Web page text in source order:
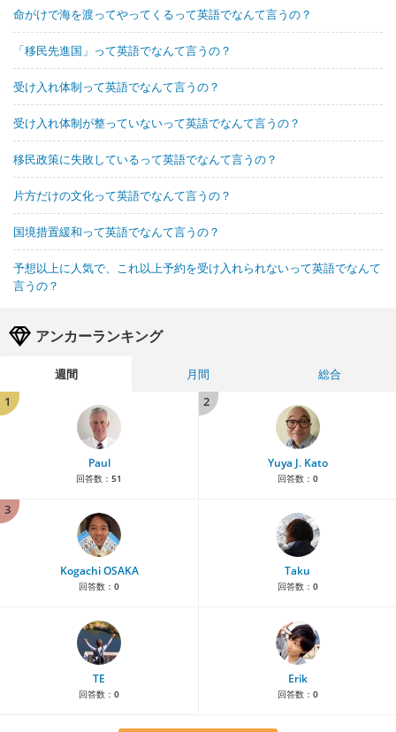
命がけで海を渡ってやってくるって英語でなんて言うの？
「移民先進国」って英語でなんて言うの？
受け入れ体制って英語でなんて言うの？
受け入れ体制が整っていないって英語でなんて言うの？
移民政策に失敗しているって英語でなんて言うの？
片方だけの文化って英語でなんて言うの？
国境措置緩和って英語でなんて言うの？
予想以上に人気で、これ以上予約を受け入れられないって英語でなんて
言うの？
アンカーランキング
週間 月間
総合
1
Paul
回答数： 51
2
Yuya J. Kato
回答数： 0
3
Kogachi OSAKA
回答数： 0
Taku
回答数： 0
TE
回答数： 0
Erik
回答数： 0